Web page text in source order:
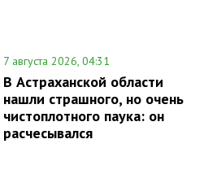
7 августа 2026, 04:31
В Астраханской области
нашли страшного, но очень
чистоплотного паука: он
расчесывался